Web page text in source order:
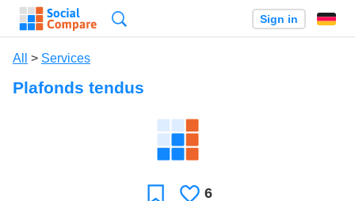
Sign in
All > Services
Plafonds tendus
FavoriteLikes
6